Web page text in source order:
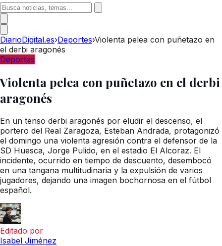
DiarioDigital.es›Deportes›Violenta pelea con puñetazo en
el derbi aragonés
Deportes
Violenta pelea con puñetazo en el derbi
aragonés
En un tenso derbi aragonés por eludir el descenso, el
portero del Real Zaragoza, Esteban Andrada, protagonizó
el domingo una violenta agresión contra el defensor de la
SD Huesca, Jorge Pulido, en el estadio El Alcoraz. El
incidente, ocurrido en tiempo de descuento, desembocó
en una tangana multitudinaria y la expulsión de varios
jugadores, dejando una imagen bochornosa en el fútbol
español.
Editado por
Isabel Jiménez